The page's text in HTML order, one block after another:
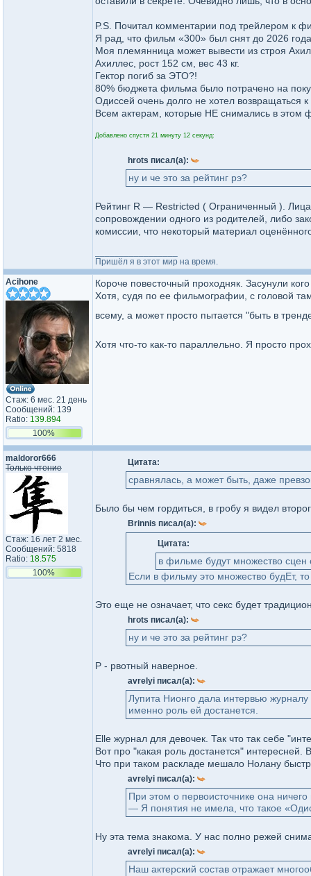
P.S. Почитал комментарии под трейлером к
Я рад, что фильм «300» был снят до 2026
Моя племянница может вывести из строя
Ахиллес, рост 152 см, вес 43 кг.
Гектор погиб за ЭТО?!
80% бюджета фильма было потрачено на
Одиссей очень долго не хотел возвращаться
Всем актерам, которые НЕ снимались в этом
Добавлено спустя 21 минуту 12 секунд:
hrots писал(а):
ну и че это за рейтинг рэ?
Рейтинг R — Restricted ( Ограниченный ).
сопровождении одного из родителей, либо
комиссии, что некоторый материал
Пришёл я в этот мир на время.
Acihone
Стаж: 6 мес. 21 день
Сообщений: 139
Ratio: 139.894
100%
Короче повесточный проходняк. Засунули
Хотя, судя по ее фильмографии, с головой
всему, а может просто пытается "быть в
Хотя что-то как-то параллельно. Я просто
maldoror666
Только чтение
Стаж: 16 лет 2 мес.
Сообщений: 5818
Ratio: 18.575
100%
Цитата:
сравнялась, а может быть, даже
Было бы чем гордиться, в гробу я видел
Brinnis писал(а):
Цитата:
в фильме будут множество сцен
Если в фильму это множество будЕт,
Это еще не означает, что секс будет
hrots писал(а):
ну и че это за рейтинг рэ?
Р - рвотный наверное.
avrelyi писал(а):
Лупита Нионго дала интервью
именно роль ей достанется.
Elle журнал для девочек. Так что так себе
Вот про "какая роль достанется"
Что при таком раскладе мешало Нолану
avrelyi писал(а):
При этом о первоисточнике она ничего
— Я понятия не имела, что такое
Ну эта тема знакома. У нас полно режей
avrelyi писал(а):
Наш актерский состав отражает